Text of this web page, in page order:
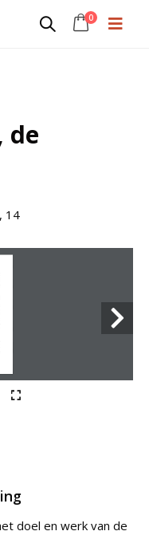
0
de
14
doel en werk van de